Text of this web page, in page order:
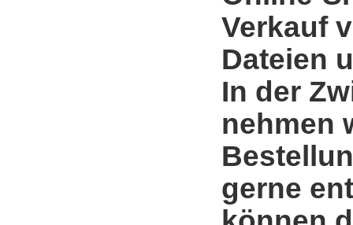
Verkauf
Dateien
In der
nehmen
gerne